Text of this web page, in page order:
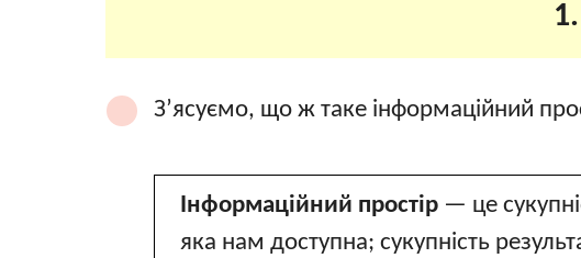
1.
З’ясуємо, що ж таке інформаційний
Інформаційний простір — це
яка нам доступна; сукупність